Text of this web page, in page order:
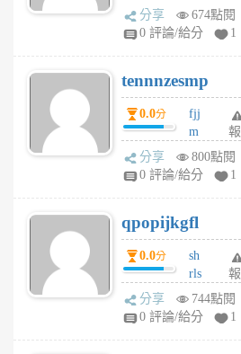
sg
sr
6
個
月
前
分享
674點閱
0 評論/給分
1
tennnzesmp
0.0分
fjj
m
w
rs
6
個
月
前
報
分享
800點閱
0 評論/給分
1
qpopijkgfl
0.0分
sh
rls
k
m
報
分享
744點閱
0 評論/給分
1